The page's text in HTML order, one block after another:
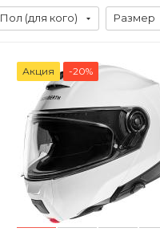
Пол (для кого) Размер
Акция -20%